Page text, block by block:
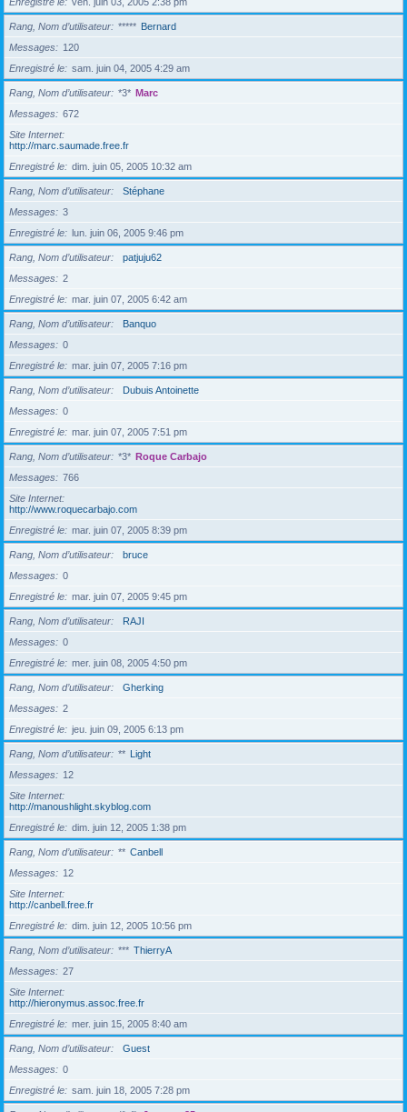
Rang, Nom d’utilisateur ***** Bernard
Messages
120
Enregistré le
sam. juin 04, 2005 4:29 am
Rang, Nom d’utilisateur *3* Marc
Messages
672
Site Internet
http://marc.saumade.free.fr
Enregistré le
dim. juin 05, 2005 10:32 am
Rang, Nom d’utilisateur
Stéphane
Messages
3
Enregistré le
lun. juin 06, 2005 9:46 pm
Rang, Nom d’utilisateur
patjuju62
Messages
2
Enregistré le
mar. juin 07, 2005 6:42 am
Rang, Nom d’utilisateur
Banquo
Messages
0
Enregistré le
mar. juin 07, 2005 7:16 pm
Rang, Nom d’utilisateur
Dubuis Antoinette
Messages
0
Enregistré le
mar. juin 07, 2005 7:51 pm
Rang, Nom d’utilisateur *3* Roque Carbajo
Messages
766
Site Internet
http://www.roquecarbajo.com
Enregistré le
mar. juin 07, 2005 8:39 pm
Rang, Nom d’utilisateur
bruce
Messages
0
Enregistré le
mar. juin 07, 2005 9:45 pm
Rang, Nom d’utilisateur
RAJI
Messages
0
Enregistré le
mer. juin 08, 2005 4:50 pm
Rang, Nom d’utilisateur
Gherking
Messages
2
Enregistré le
jeu. juin 09, 2005 6:13 pm
Rang, Nom d’utilisateur ** Light
Messages
12
Site Internet
http://manoushlight.skyblog.com
Enregistré le
dim. juin 12, 2005 1:38 pm
Rang, Nom d’utilisateur ** Canbell
Messages
12
Site Internet
http://canbell.free.fr
Enregistré le
dim. juin 12, 2005 10:56 pm
Rang, Nom d’utilisateur *** ThierryA
Messages
27
Site Internet
http://hieronymus.assoc.free.fr
Enregistré le
mer. juin 15, 2005 8:40 am
Rang, Nom d’utilisateur
Guest
Messages
0
Enregistré le
sam. juin 18, 2005 7:28 pm